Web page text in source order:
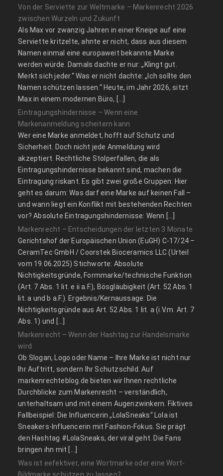
Von der Serviette zur Weltmarke – Markenrecht 2026
zwischen Wurzeln und Zukunft
Als Max vor zwanzig Jahren in einer Kneipe auf eine
Serviette kritzelte, ahnte er nicht, dass aus diesem
Namen einmal eine europaweit bekannte Marke
werden würde. Damals dachte er nur: „Klingt gut.
Merkt sich jeder.“ Was er nicht dachte: „Ich sollte den
Namen schützen lassen.“ Heute, im Jahr 2026, sitzt
Max in einem modernen Büro, […]
Eintragungshindernisse – Wenn eine
Markenanmeldung scheitern kann
Wer eine Marke anmeldet, hofft auf Schutz und
Sicherheit. Doch nicht jede Anmeldung wird
akzeptiert. Rechtliche Stolperfallen, die als
Eintragungshindernisse bekannt sind, machen die
Eintragung riskant. Es gibt zwei große Gruppen: Hier
geht es darum: Was darf eine Marke auf keinen Fall –
und wann liegt ein Konflikt mit bestehenden Rechten
vor? Absolute Eintragungshindernisse: Wenn […]
Markenrecht – Entscheidungen der letzten 3 Monate
Gerichtshof der Europäischen Union (EuGH) C‑17/24 –
CeramTec GmbH / Coorstek Bioceramics LLC (Urteil
vom 19.06.2025) Stichworte: Absolute
Nichtigkeitsgründe, Formmarke/technische Funktion
(Art. 7 Abs. 1 lit. e ii a.F.), Bösgläubigkeit (Art. 52 Abs. 1
lit. a und b a.F.). Ergebnis/Kernaussage: Die
Nichtigkeitsgründe aus Art. 52 Abs. 1 lit. a (i.V.m. Art. 7
Abs. 1) und […]
Markenrecht – Wenn der Hashtag zur Handelsmarke
wird
Ob Slogan, Logo oder Name – Ihre Marke ist nicht nur
Ihr Auftritt, sondern Ihr Schutzschild. Auf
markenrechteblog.de bieten wir Ihnen rechtliche
Durchblicke zum Markenrecht – verständlich,
unterhaltsam und mit einem Augenzwinkern. Fiktives
Fallbeispiel: Die Influencerin „LolaSneaks“ Lola ist
Sneakers-Influencerin mit Fashion-Fokus. Sie prägt
den Hashtag #LolaSneaks, der viral geht. Die Fans
bringen ihn mit […]
Was ist eefektiver, eine Wortmarke oder eine Wort-